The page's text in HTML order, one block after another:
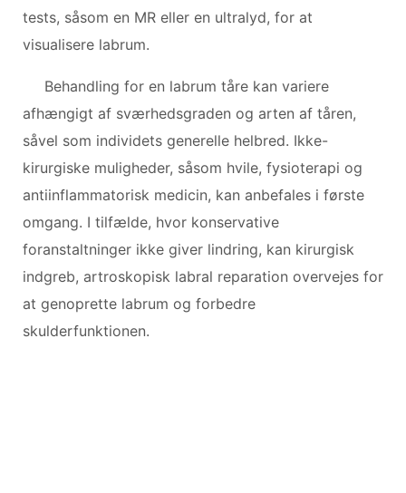
tests, såsom en MR eller en ultralyd, for at
visualisere labrum.
Behandling for en labrum tåre kan variere
afhængigt af sværhedsgraden og arten af ​​tåren,
såvel som individets generelle helbred. Ikke-
kirurgiske muligheder, såsom hvile, fysioterapi og
antiinflammatorisk medicin, kan anbefales i første
omgang. I tilfælde, hvor konservative
foranstaltninger ikke giver lindring, kan kirurgisk
indgreb, artroskopisk labral reparation overvejes for
at genoprette labrum og forbedre
skulderfunktionen.